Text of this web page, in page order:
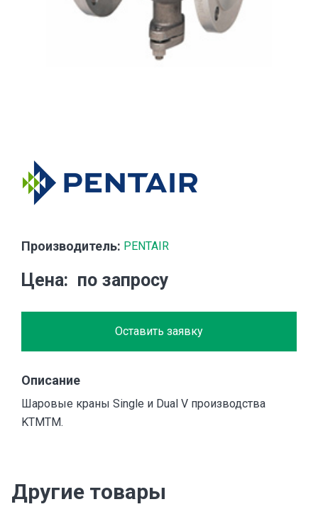
Производитель: PENTAIR
Цена по запросу
Оставить заявку
Описание
Шаровые краны Single и Dual V производства
KTMTM.
Другие товары